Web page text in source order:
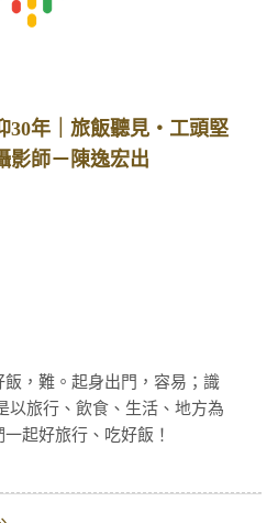
30年｜旅飯聽見・工頭堅
影師－陳逸宏出
，難。起身出門，容易；識
以旅行、飲食、生活、地方為
起好旅行、吃好飯！